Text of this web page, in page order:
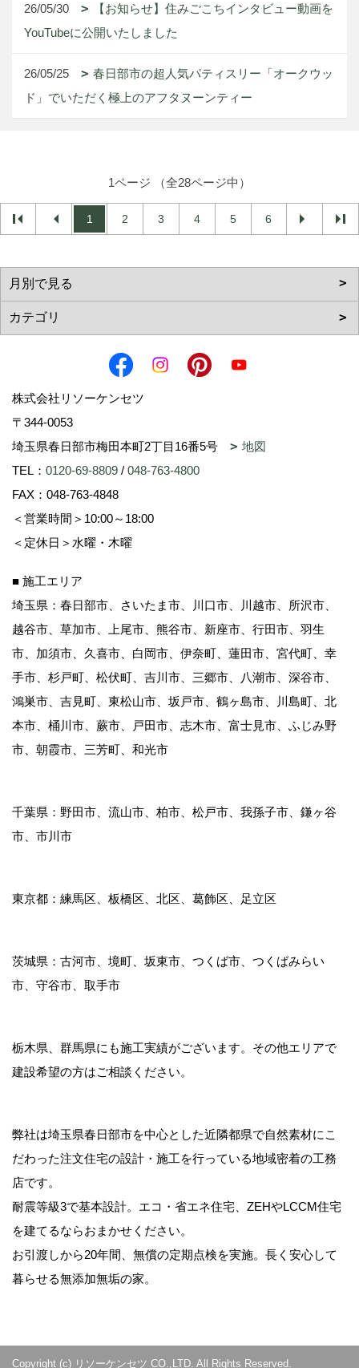
26/05/30
【お知らせ】住みごこちインタビュー動画を
YouTubeに公開いたしました
26/05/25
春日部市の超人気パティスリー「オークウッ
ド」でいただく極上のアフタヌーンティー
1ページ （全28ページ中）
1 2 3 4 5 6
株式会社リソーケンセツ
〒344-0053
埼玉県春日部市梅田本町2丁目16番5号
地図
TEL： 0120-69-8809 / 048-763-4800
FAX：048-763-4848
＜営業時間＞10:00～18:00
＜定休日＞水曜・木曜
■ 施工エリア
埼玉県：春日部市、さいたま市、川口市、川越市、所沢市、
越谷市、草加市、上尾市、熊谷市、新座市、行田市、羽生
市、加須市、久喜市、白岡市、伊奈町、蓮田市、宮代町、幸
手市、杉戸町、松伏町、吉川市、三郷市、八潮市、深谷市、
鴻巣市、吉見町、東松山市、坂戸市、鶴ヶ島市、川島町、北
本市、桶川市、蕨市、戸田市、志木市、富士見市、ふじみ野
市、朝霞市、三芳町、和光市
千葉県：野田市、流山市、柏市、松戸市、我孫子市、鎌ヶ谷
市、市川市
東京都：練馬区、板橋区、北区、葛飾区、足立区
茨城県：古河市、境町、坂東市、つくば市、つくばみらい
市、守谷市、取手市
栃木県、群馬県にも施工実績がございます。その他エリアで
建設希望の方はご相談ください。
弊社は埼玉県春日部市を中心とした近隣都県で自然素材にこ
だわった注文住宅の設計・施工を行っている地域密着の工務
店です。
耐震等級3で基本設計。エコ・省エネ住宅、ZEHやLCCM住宅
を建てるならおまかせください。
お引渡しから20年間、無償の定期点検を実施。長く安心して
暮らせる無添加無垢の家。
Copyright (c) リソーケンセツ CO.,LTD. All Rights Reserved.